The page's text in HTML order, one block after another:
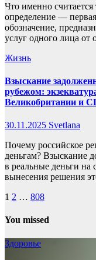
Что именно
определение —
обозначение,
услуг одного лица
Жизнь
Взыскание
рубежом:
Великобритании и
30.11.2025 Svetlana
Почему российское
деньгам? Взыскание
в реальные деньги на
вынесения решения
Пагинация
записей
1 2 … 808
You missed
Здоровье